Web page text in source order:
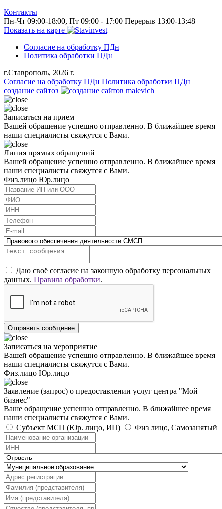
Контакты
Пн-Чт 09:00-18:00, Пт 09:00 - 17:00 Перерыв 13:00-13:48
Показать на карте
Согласие на обработку ПДн
Политика обработки ПДн
г.Ставрополь, 2026 г.
Согласие на обработку ПДн Политика обработки ПДн
создание сайтов
Записаться на прием
Вашей обращение успешно отправленно. В ближайшее время
наши специалисты свяжутся с Вами.
Линия прямых обращений
Вашей обращение успешно отправленно. В ближайшее время
наши специалисты свяжутся с Вами.
Физ.лицо Юр.лицо
Даю своё согласие на законную обработку персональных
данных. Правила обработки.
Отправить сообщение
Записаться на мероприятие
Вашей обращение успешно отправленно. В ближайшее время
наши специалисты свяжутся с Вами.
Физ.лицо Юр.лицо
Заявление (запрос) о предоставлении услуг центра "Мой
бизнес"
Ваше обращение успешно отправленно. В ближайшее время
наши специалисты свяжутся с Вами.
Субъект МСП (Юр. лицо, ИП)
Физ лицо, Самозанятый